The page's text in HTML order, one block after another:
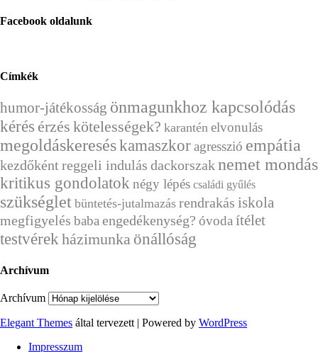
Facebook oldalunk
Címkék
humor-játékosság önmagunkhoz kapcsolódás
kérés érzés kötelességek? karantén elvonulás
megoldáskereséskamaszkoragresszió empátia
kezdőkéntreggeli indulás dackorszaknemet mondás
kritikus gondolatoknégy lépés családi gyűlés
szükséglet büntetés-jutalmazás rendrakás iskola
megfigyelés babaengedékenység? óvodaítélet
testvérekházimunka önállóság
Archívum
Archívum
Elegant Themes által tervezett | Powered by WordPress
Impresszum